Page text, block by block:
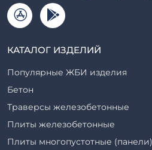
КАТАЛОГ ИЗДЕЛИЙ
Популярные ЖБИ изделия
Бетон
Траверсы железобетонные
Плиты железобетонные
Плиты многопустотные (панели)